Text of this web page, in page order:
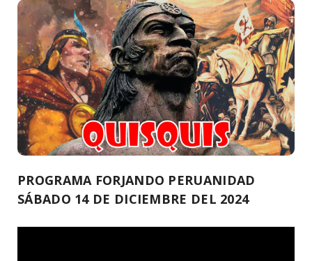
PROGRAMA FORJANDO PERUANIDAD
SÁBADO 14 DE DICIEMBRE DEL 2024